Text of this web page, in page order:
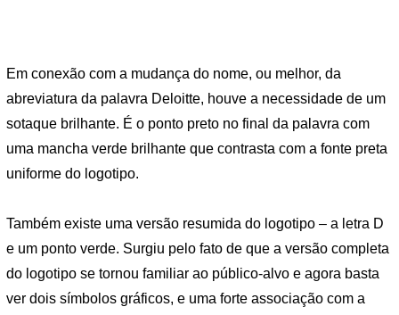
Em conexão com a mudança do nome, ou melhor, da
abreviatura da palavra Deloitte, houve a necessidade de um
sotaque brilhante. É o ponto preto no final da palavra com
uma mancha verde brilhante que contrasta com a fonte preta
uniforme do logotipo.
Também existe uma versão resumida do logotipo – a letra D
e um ponto verde. Surgiu pelo fato de que a versão completa
do logotipo se tornou familiar ao público-alvo e agora basta
ver dois símbolos gráficos, e uma forte associação com a